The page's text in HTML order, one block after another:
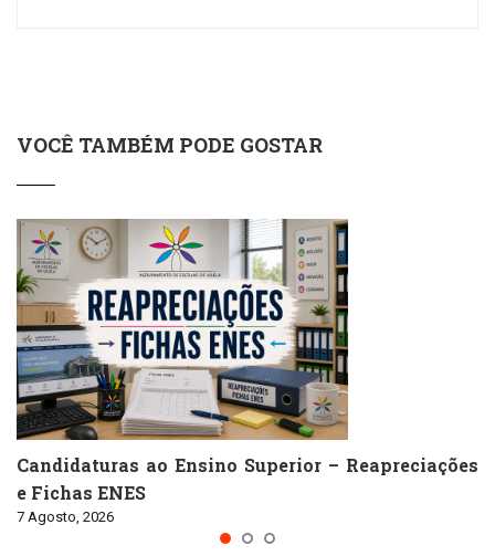
VOCÊ TAMBÉM PODE GOSTAR
Candidaturas ao Ensino Superior – Reapreciações
e Fichas ENES
7 Agosto, 2026